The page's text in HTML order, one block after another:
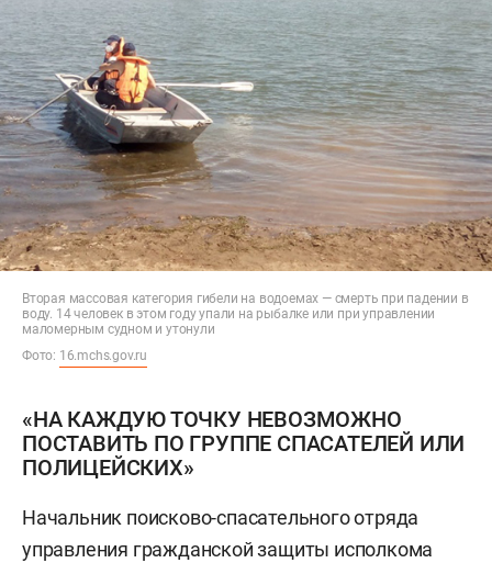
Вторая массовая категория гибели на водоемах — смерть при падении в
воду. 14 человек в этом году упали на рыбалке или при управлении
маломерным судном и утонули
Фото: 16.mchs.gov.ru
«НА КАЖДУЮ ТОЧКУ НЕВОЗМОЖНО
ПОСТАВИТЬ ПО ГРУППЕ СПАСАТЕЛЕЙ ИЛИ
ПОЛИЦЕЙСКИХ»
Начальник поисково-спасательного отряда
управления гражданской защиты исполкома